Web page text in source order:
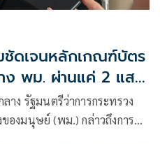
ชัดเจนหลักเกณฑ์บัตร
ง พม. ผ่านแค่ 2 แสน
าง รัฐมนตรีว่าการกระทรวง
องมนุษย์ (พม.) กล่าวถึงการ